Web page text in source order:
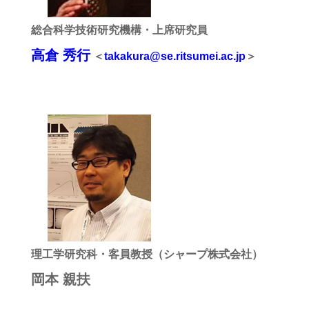
総合科学技術研究機構・上席研究員
高倉 秀行＜takakura@se.ritsumei.ac.jp＞
理工学研究科・客員教授（シャープ株式会社）
岡本 親扶